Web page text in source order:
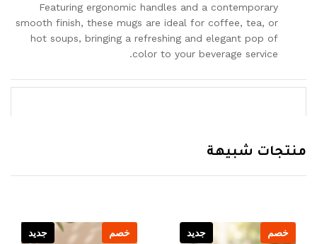
Featuring ergonomic handles and a contemporary
smooth finish, these mugs are ideal for coffee, tea, or
hot soups, bringing a refreshing and elegant pop of
color to your beverage service.
منتجات شبيهة
خصم جديد خصم جديد